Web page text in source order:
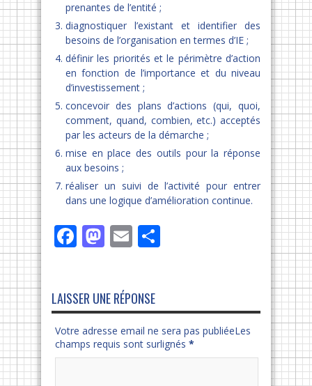
prenantes de l’entité ;
diagnostiquer l’existant et identifier des
besoins de l’organisation en termes d’IE ;
définir les priorités et le périmètre d’action
en fonction de l’importance et du niveau
d’investissement ;
concevoir des plans d’actions (qui, quoi,
comment, quand, combien, etc.) acceptés
par les acteurs de la démarche ;
mise en place des outils pour la réponse
aux besoins ;
réaliser un suivi de l’activité pour entrer
dans une logique d’amélioration continue.
Facebook
Mastodon
Email
LAISSER UNE RÉPONSE
Votre adresse email ne sera pas publiéeLes
champs requis sont surlignés *